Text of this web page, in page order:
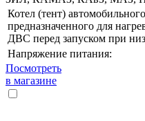
Котел (тент)
предназначенного для
ДВС перед запуском при
Напряжение питания:
Посмотреть
в магазине